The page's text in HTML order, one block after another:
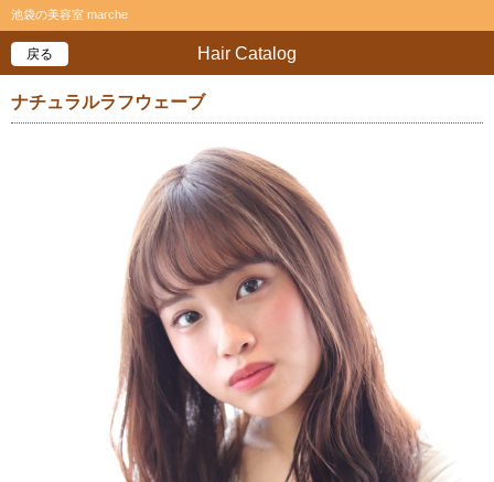
池袋の美容室 marche
Hair Catalog
戻る
ナチュラルラフウェーブ